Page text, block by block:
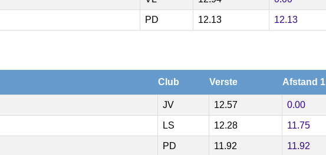
PD 12.13 12.13
Club Verste Afstand 1
JV 12.57 0.00
LS 12.28 11.75
PD 11.92 11.92